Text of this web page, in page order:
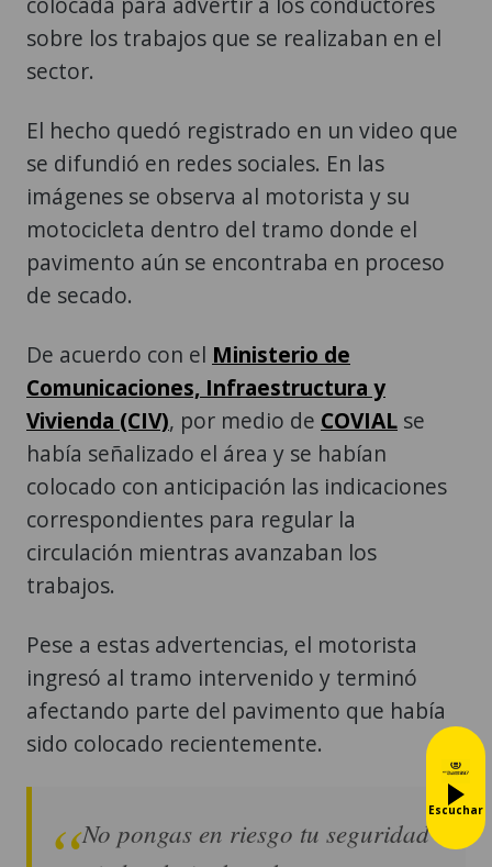
sobre los trabajos que se realizaban en el
sector.
El hecho quedó registrado en un video que
se difundió en redes sociales. En las
imágenes se observa al motorista y su
motocicleta dentro del tramo donde el
pavimento aún se encontraba en proceso
de secado.
De acuerdo con el Ministerio de
Comunicaciones, Infraestructura y
Vivienda (CIV), por medio de COVIAL se
había señalizado el área y se habían
colocado con anticipación las indicaciones
correspondientes para regular la
circulación mientras avanzaban los
trabajos.
Pese a estas advertencias, el motorista
ingresó al tramo intervenido y terminó
afectando parte del pavimento que había
sido colocado recientemente.
No pongas en riesgo tu seguridad
Escuchar